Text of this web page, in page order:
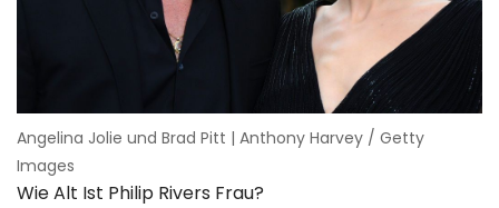
Angelina Jolie und Brad Pitt | Anthony Harvey / Getty
Images
Wie Alt Ist Philip Rivers Frau?